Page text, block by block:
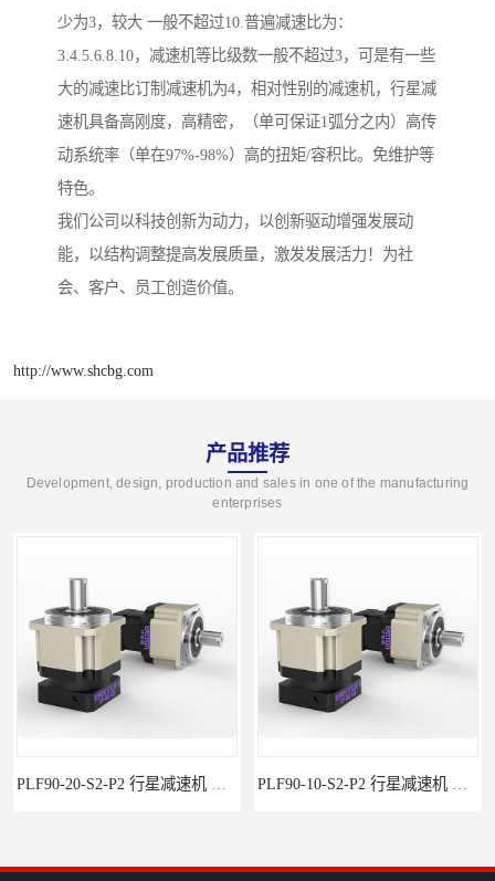
少为3，较大 一般不超过10.普遍减速比为：
3.4.5.6.8.10，减速机等比级数一般不超过3，可是有一些
大的减速比订制减速机为4，相对性别的减速机，行星减
速机具备高刚度，高精密，（单可保证1弧分之内）高传
动系统率（单在97%-98%）高的扭矩/容积比。免维护等
特色。
我们公司以科技创新为动力，以创新驱动增强发展动
能，以结构调整提高发展质量，激发发展活力！为社
会、客户、员工创造价值。
http://www.shcbg.com
产品推荐
Development, design, production and sales in one of the manufacturing
enterprises